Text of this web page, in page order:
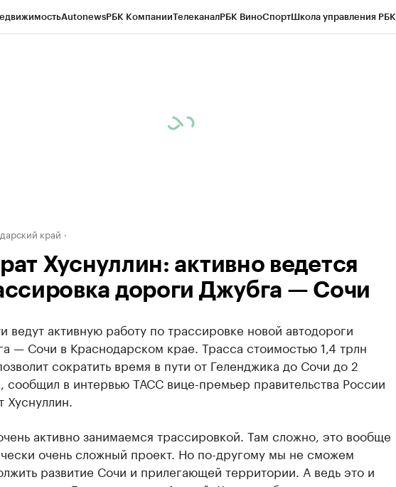
AutonewsРБК КомпанииТелеканалРБК ВиноСпортШкола управления РБК
край
Хуснуллин: активно ведется
дороги Джубга — Сочи
ведут активную работу по трассировке новой автодороги
— Сочи в Краснодарском крае. Трасса стоимостью 1,4 трлн
сократить время в пути от Геленджика до Сочи до 2
сообщил в интервью ТАСС вице-премьер правительства России
Хуснуллин.
активно занимаемся трассировкой. Там сложно, это вообще
очень сложный проект. Но по-другому мы не сможем
развитие Сочи и прилегающей территории. А ведь это и